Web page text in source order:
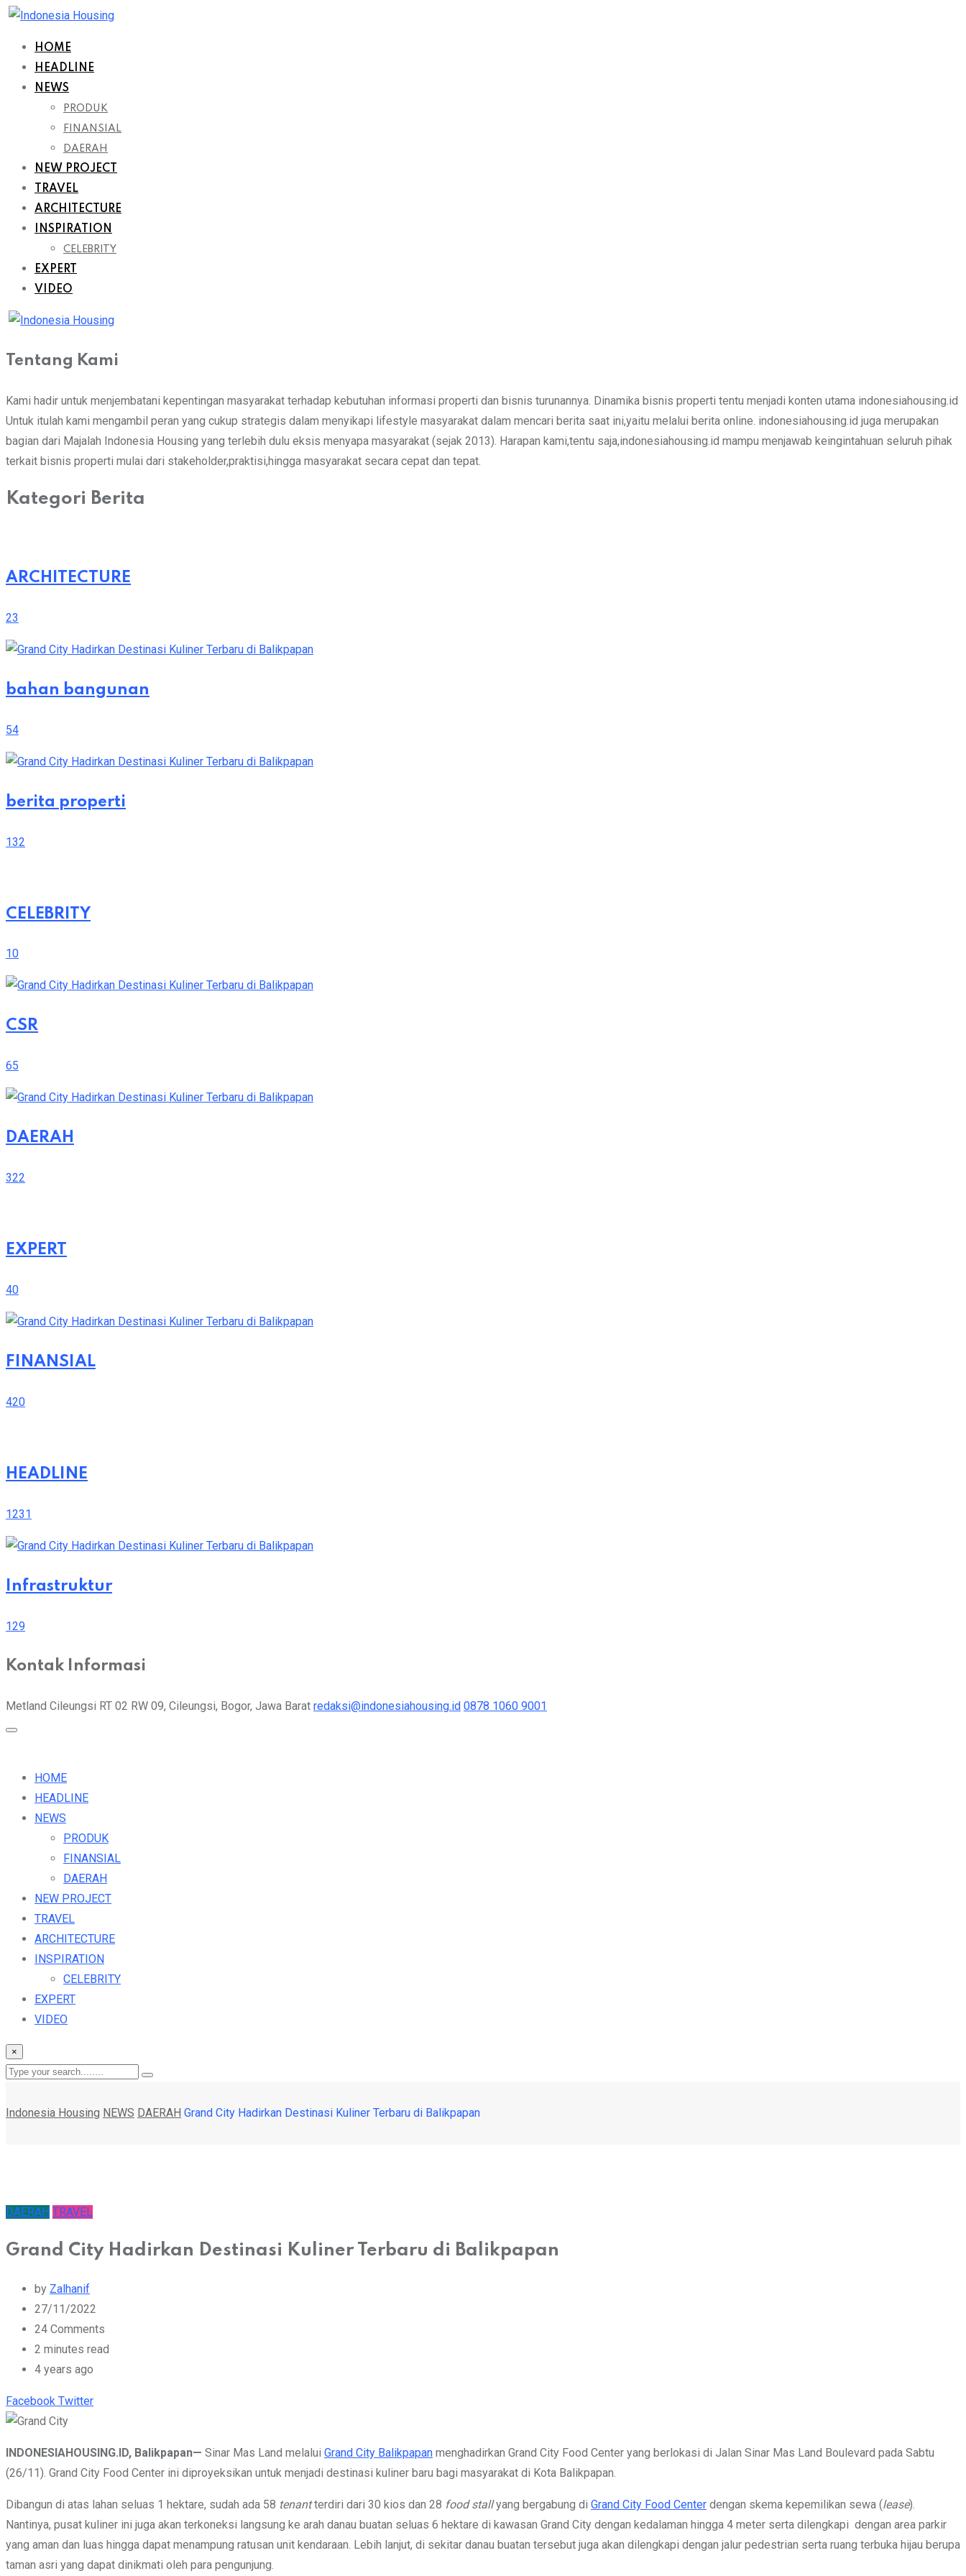
Skip
contentHOME
HEADLINE
NEWS
PRODUK
FINANSIAL
DAERAH
NEW PROJECT
TRAVEL
ARCHITECTURE
INSPIRATION
CELEBRITY
EXPERT
VIDEO
Tentang Kami
Kami hadir untuk menjembatani kepentingan masyarakat terhadap kebutuhan informasi properti dan bisnis turunannya. Dinamika bisnis properti tentu menjadi konten utama indonesiahousing.id
Untuk itulah kami mengambil peran yang cukup strategis dalam menyikapi lifestyle masyarakat dalam mencari berita saat ini,yaitu melalui berita online. indonesiahousing.id juga merupakan
bagian dari Majalah Indonesia Housing yang terlebih dulu eksis menyapa masyarakat (sejak 2013). Harapan kami,tentu saja,indonesiahousing.id mampu menjawab keingintahuan seluruh pihak
terkait bisnis properti mulai dari stakeholder,praktisi,hingga masyarakat secara cepat dan tepat.
Kategori Berita
ARCHITECTURE
23
bahan bangunan
54
berita properti
132
CELEBRITY
10
CSR
65
DAERAH
322
EXPERT
40
FINANSIAL
420
HEADLINE
1231
Infrastruktur
129
Kontak Informasi
Metland Cileungsi RT 02 RW 09, Cileungsi, Bogor, Jawa Barat redaksi@indonesiahousing.id 0878 1060 9001
HOME
HEADLINE
NEWS
PRODUK
FINANSIAL
DAERAH
NEW PROJECT
TRAVEL
ARCHITECTURE
INSPIRATION
CELEBRITY
EXPERT
VIDEO
×
Indonesia Housing NEWS DAERAH Grand City Hadirkan Destinasi Kuliner Terbaru di Balikpapan
DAERAH TRAVEL
Grand City Hadirkan Destinasi Kuliner Terbaru di Balikpapan
by Zalhanif
27/11/2022
24 Comments
2 minutes read
4 years ago
Facebook TwitterYoutube
Whatsapp
Cloud
StumbleUpon
Print
Share
INDONESIAHOUSING.ID, Balikpapan— Sinar Mas Land melalui Grand City Balikpapan menghadirkan Grand City Food Center yang berlokasi di Jalan Sinar Mas Land Boulevard pada Sabtu
(26/11). Grand City Food Center ini diproyeksikan untuk menjadi destinasi kuliner baru bagi masyarakat di Kota Balikpapan.
Dibangun di atas lahan seluas 1 hektare, sudah ada 58 tenantterdiri dari 30 kios dan 28 food stallyang bergabung di Grand City Food Center dengan skema kepemilikan sewa (lease).
Nantinya, pusat kuliner ini juga akan terkoneksi langsung ke arah danau buatan seluas 6 hektare di kawasan Grand City dengan kedalaman hingga 4 meter serta dilengkapi dengan area parkir
yang aman dan luas hingga dapat menampung ratusan unit kendaraan. Lebih lanjut, di sekitar danau buatan tersebut juga akan dilengkapi dengan jalur pedestrian serta ruang terbuka hijau berupa
taman asri yang dapat dinikmati oleh para pengunjung.